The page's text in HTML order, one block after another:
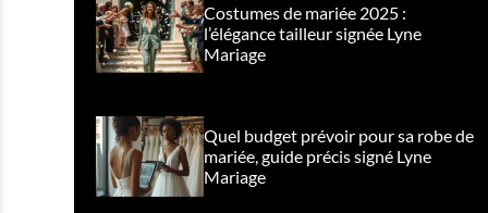
Costumes de mariée 2025 :
l’élégance tailleur signée Lyne
Mariage
Quel budget prévoir pour sa robe de
mariée, guide précis signé Lyne
Mariage